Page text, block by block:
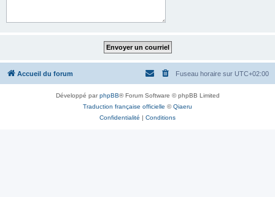
Accueil du forum Fuseau horaire sur UTC+02:00
Développé parphpBB® Forum Software © phpBB Limited
Traduction française officielle ©Qiaeru
Confidentialité | Conditions